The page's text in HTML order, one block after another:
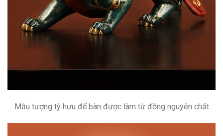
Mẫu tượng tỳ hưu để bàn được làm từ đồng nguyên chất